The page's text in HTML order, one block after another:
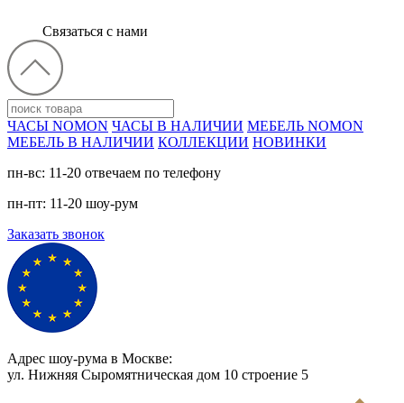
Связаться с нами
ЧАСЫ NOMON ЧАСЫ В НАЛИЧИИ МЕБЕЛЬ NOMON
МЕБЕЛЬ В НАЛИЧИИ КОЛЛЕКЦИИ НОВИНКИ
пн-вс: 11-20 отвечаем по телефону
пн-пт: 11-20 шоу-рум
Заказать звонок
Адрес шоу-рума в Москве:
ул. Нижняя Сыромятническая дом 10 cтроение 5